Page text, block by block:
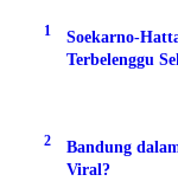
1
Soekarno-
Terbelenggu
2
Bandung
Viral?